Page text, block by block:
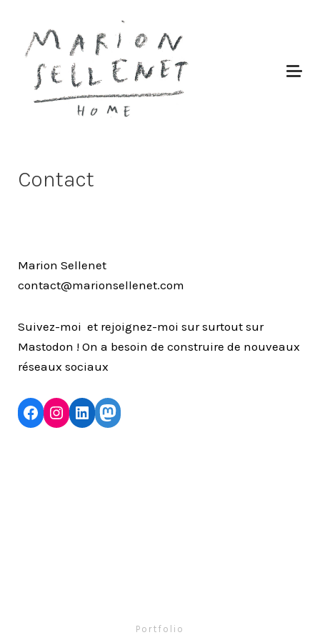
Contact
Marion Sellenet
contact@marionsellenet.com
Suivez-moi et rejoignez-moi sur surtout sur
Mastodon ! On a besoin de construire de nouveaux
réseaux sociaux
Facebook
Instagram
LinkedInMastodon
Portfolio